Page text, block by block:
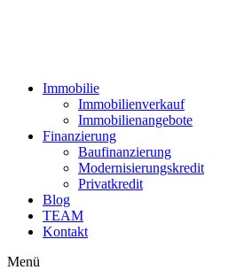
Immobilie
Immobilienverkauf
Immobilienangebote
Finanzierung
Baufinanzierung
Modernisierungskredit
Privatkredit
Blog
TEAM
Kontakt
Menü